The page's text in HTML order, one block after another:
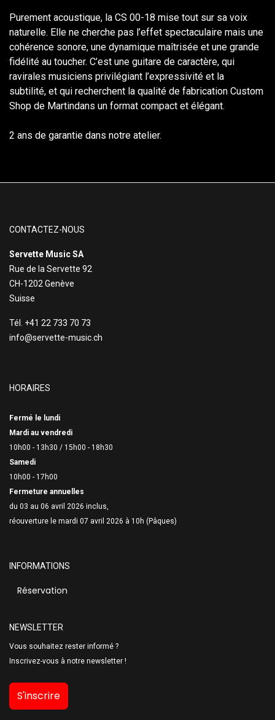
Purement acoustique, la CS 00-18 mise tout sur sa voix
naturelle. Elle ne cherche pas l’effet spectaculaire mais une
cohérence sonore, une dynamique maîtrisée et une grande
fidélité au toucher. C’est une guitare de caractère, qui
ravirales musiciens privilégiant l’expressivité et la
subtilité, et qui recherchent la qualité de fabrication Custom
Shop de Martindans un format compact et élégant.
2 ans de garantie dans notre atelier.
CONTACTEZ-NOUS
Servette Music SA
Rue de la Servette 92
CH-1202 Genève
Suisse
Tél. +41 22 733 70 73
info@servette-music.ch
HORAIRES
Fermé le lundi
Mardi au vendredi
10h00 - 13h30 / 15h00 - 18h30
Samedi
10h00 - 17h00
Fermeture annuelles
du 03 au 06 avril 2026 inclus,
réouverture le mardi 07 avril 2026 à 10h (Pâques)
INFORMATIONS
Réservation
NEWSLETTER
Vous souhaitez rester informé ?
Inscrivez-vous à notre newsletter !
S'inscrire